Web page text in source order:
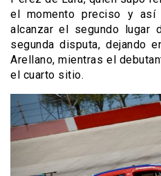
el momento preciso y así
alcanzar el segundo lugar
segunda disputa, dejando
Arellano, mientras el
el cuarto sitio.